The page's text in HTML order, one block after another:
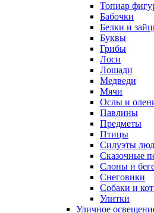
Топиар
Бабочки
Белки и
Буквы
Грибы
Лоси
Лошади
Медведи
Мячи
Ослы и
Павлины
Предметы
Птицы
Силуэты
Сказочные
Слоны и
Снеговики
Собаки и
Улитки
Уличное